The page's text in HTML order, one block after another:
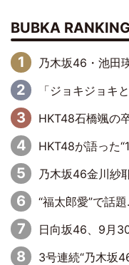
BUBKA
乃木坂46・池田瑛紗と中西アルノが「真冬の
「ジョキジョキと切って
HKT48石橋颯の卒業に
HKT48が語った“15周年本の思い
乃木坂46金川紗耶
“福太郎愛”で話題…乃木坂46一
日向坂46、9月30日に18thシングル『イチ
3号連続“乃木坂46祭り” ラストを飾る